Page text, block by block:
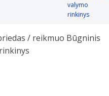
valymo
rinkinys
/ reikmuo Būgninis